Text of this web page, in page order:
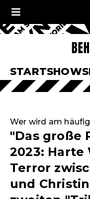
STARTSHOWS
Wer wird am
"Das große
2023: Harte
Terror
und